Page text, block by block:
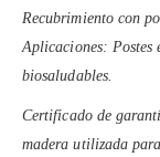
Recubrimiento con
Aplicaciones: Postes
biosaludables.
Certificado de
madera utilizada